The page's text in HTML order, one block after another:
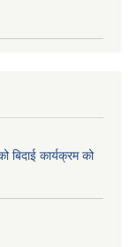
बिदाई कार्यक्रम को